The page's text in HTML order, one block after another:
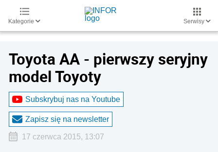
Kategorie Serwisy
Toyota AA - pierwszy seryjny
model Toyoty
Subskrybuj nas na Youtube
Zapisz się na newsletter
17 czerwca 2015, 13:07